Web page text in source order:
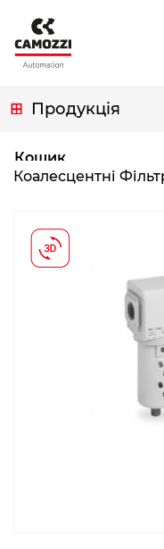
основного
вмісту
Продукція
Кошик
навіґації
Коалесцентні